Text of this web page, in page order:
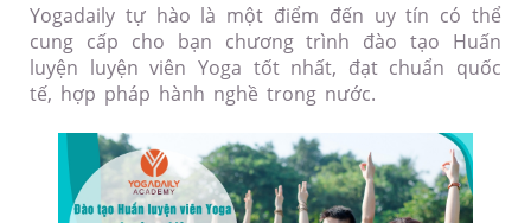
Yogadaily tự hào là một điểm đến uy tín có thể
cung cấp cho bạn chương trình đào tạo Huấn
luyện luyện viên Yoga tốt nhất, đạt chuẩn quốc
tế, hợp pháp hành nghề trong nước.